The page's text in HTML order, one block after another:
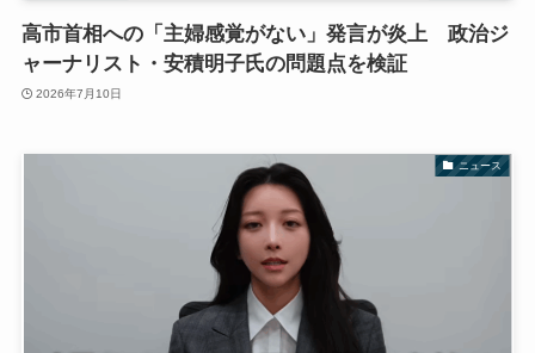
高市首相への「主婦感覚がない」発言が炎上 政治ジ
ャーナリスト・安積明子氏の問題点を検証
2026年7月10日
ニュース